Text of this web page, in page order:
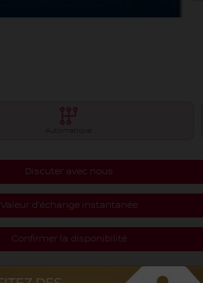
Discuter avec nous
Valeur d'échange instantanée
Confirmer la disponibilité